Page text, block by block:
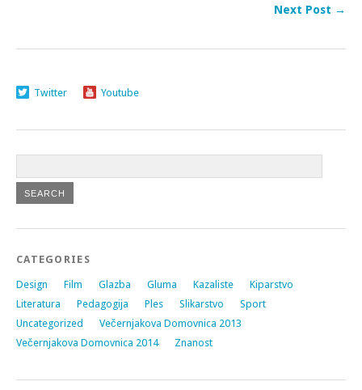
Next Post →
Twitter Youtube
CATEGORIES
Design Film Glazba Gluma Kazaliste
Kiparstvo
Literatura
Pedagogija Ples Slikarstvo
Sport
Uncategorized
Večernjakova Domovnica 2013
Večernjakova Domovnica 2014
Znanost